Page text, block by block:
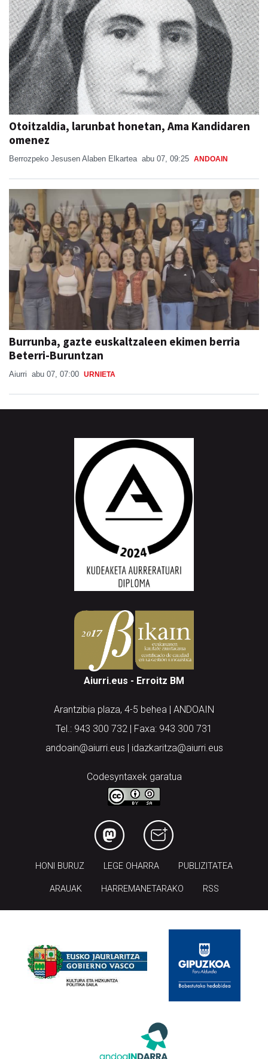
Otoitzaldia, larunbat honetan, Ama Kandidaren
omenez
Berrozpeko Jesusen Alaben Elkartea abu 07, 09:25 ANDOAIN
Burrunba, gazte euskaltzaleen ekimen berria
Beterri-Buruntzan
Aiurri abu 07, 07:00 URNIETA
Aiurri.eus - Erroitz BM
Arantzibia plaza, 4-5 behea | ANDOAIN
Tel.: 943 300 732 | Faxa: 943 300 731
andoain@aiurri.eus | idazkaritza@aiurri.eus
Codesyntaxek garatua
HONI BURUZ LEGE OHARRA PUBLIZITATEA
ARAUAK HARREMANETARAKO RSS